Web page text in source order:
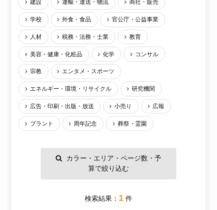
建設 運輸・運送・物流 商社・販売
学校 外食・食品 官公庁・公益事業
人材 税務・法務・士業 教育
美容・健康・化粧品 化学 コンサル
宗教 エンタメ・スポーツ
エネルギー・環境・リサイクル 研究機関
広告・印刷・出版・放送 小売り 広報
プラント 周年記念 葬祭・霊園
カラー・エリア・ページ数・予
算で絞り込む
検索結果： 1 件